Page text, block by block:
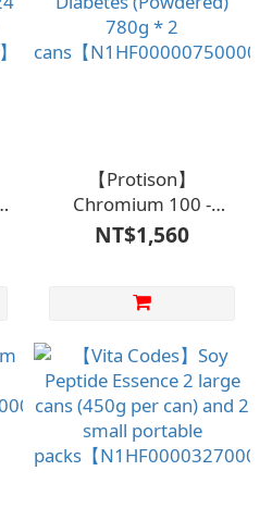
【Protison】
Chromium 100 -
Suitable for Diabetes
(Powdered) 780g * 2
NT$1,560